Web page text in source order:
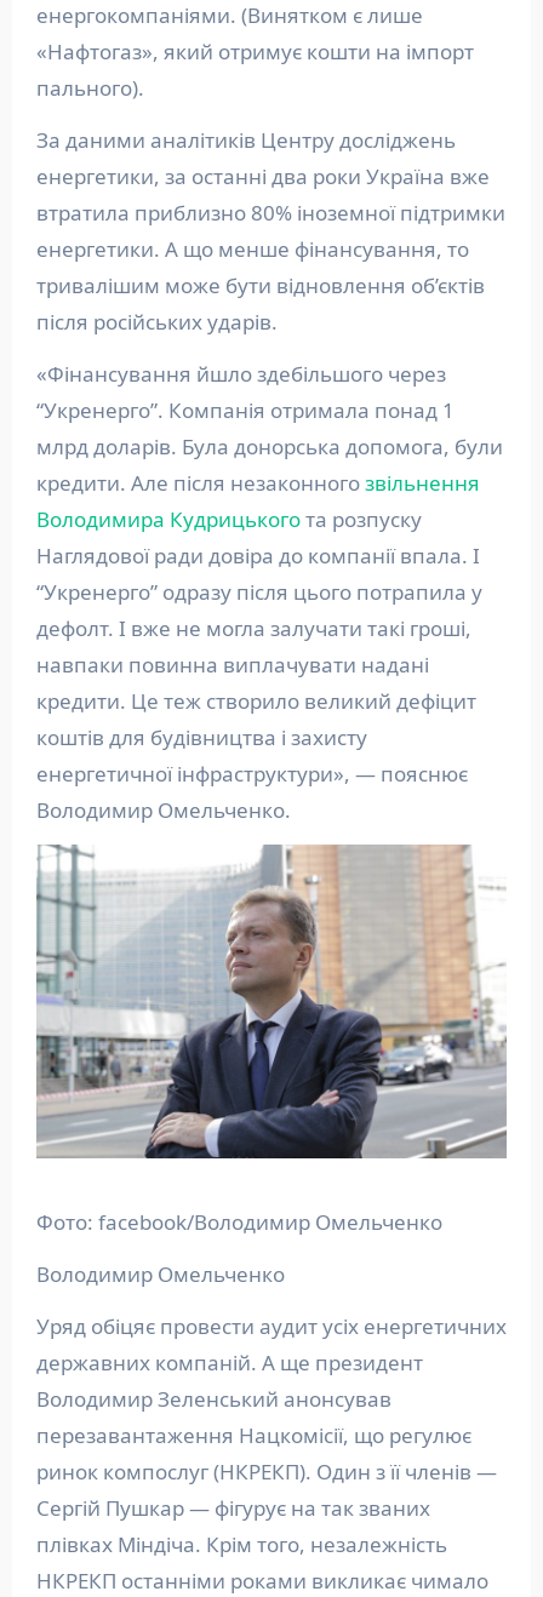
енергокомпаніями. (Винятком є лише
«Нафтогаз», який отримує кошти на імпорт
пального).
За даними аналітиків Центру досліджень
енергетики, за останні два роки Україна вже
втратила приблизно 80% іноземної підтримки
енергетики. А що менше фінансування, то
тривалішим може бути відновлення об’єктів
після російських ударів.
«Фінансування йшло здебільшого через
“Укренерго”. Компанія отримала понад 1
млрд доларів. Була донорська допомога, були
кредити. Але після незаконногозвільнення
Володимира Кудрицькогота розпуску
Наглядової ради довіра до компанії впала. І
“Укренерго” одразу після цього потрапила у
дефолт. І вже не могла залучати такі гроші,
навпаки повинна виплачувати надані
кредити. Це теж створило великий дефіцит
коштів для будівництва і захисту
енергетичної інфраструктури», — пояснює
Володимир Омельченко.
Фото: facebook/Володимир Омельченко
Володимир Омельченко
Уряд обіцяє провести аудит усіх енергетичних
державних компаній. А ще президент
Володимир Зеленський анонсував
перезавантаження Нацкомісії, що регулює
ринок компослуг (НКРЕКП). Один з її членів —
Сергій Пушкар — фігурує на так званих
плівках Міндіча. Крім того, незалежність
НКРЕКП останніми роками викликає чимало